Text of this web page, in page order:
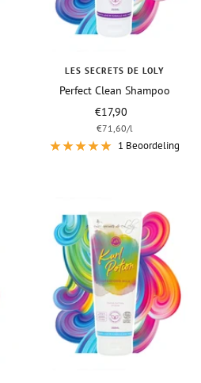
LES SECRETS DE LOLY
Perfect Clean Shampoo
Vraagprijs
€17,90
€71,60/l
1 Beoordeling